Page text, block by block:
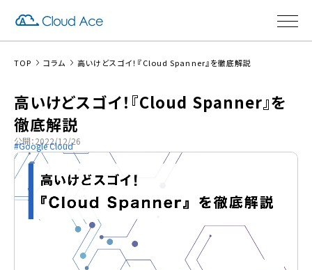
TOP コラム 高いけどスゴイ！『Cloud Spanner』を徹底解説
高いけどスゴイ！『Cloud Spanner』を
徹底解説
公開：2022/12/26
Google Cloud